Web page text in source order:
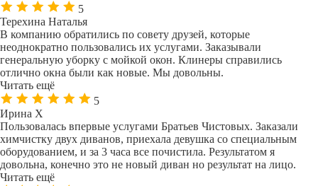
5
Терехина Наталья
В компанию обратились по совету друзей, которые
неоднократно пользовались их услугами. Заказывали
генеральную уборку с мойкой окон. Клинеры справились
отлично окна были как новые. Мы довольны.
Читать ещё
5
Ирина Х
Пользовалась впервые услугами Братьев Чистовых. Заказали
химчистку двух диванов, приехала девушка со специальным
оборудованием, и за 3 часа все почистила. Результатом я
довольна, конечно это не новый диван но результат на лицо.
Читать ещё